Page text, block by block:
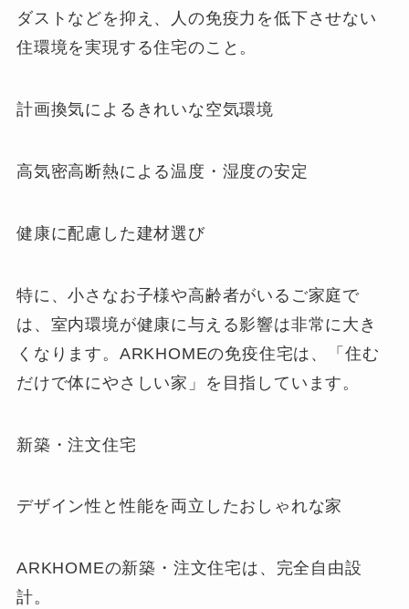
ダストなどを抑え、人の免疫力を低下させない
住環境を実現する住宅のこと。
計画換気によるきれいな空気環境
高気密高断熱による温度・湿度の安定
健康に配慮した建材選び
特に、小さなお子様や高齢者がいるご家庭で
は、室内環境が健康に与える影響は非常に大き
くなります。ARKHOMEの免疫住宅は、「住む
だけで体にやさしい家」を目指しています。
新築・注文住宅
デザイン性と性能を両立したおしゃれな家
ARKHOMEの新築・注文住宅は、完全自由設
計。